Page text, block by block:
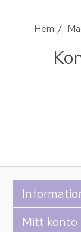
Hem /
Mitt konto